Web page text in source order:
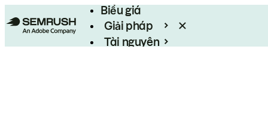
Biểu giá
Giải pháp
Tài nguyên